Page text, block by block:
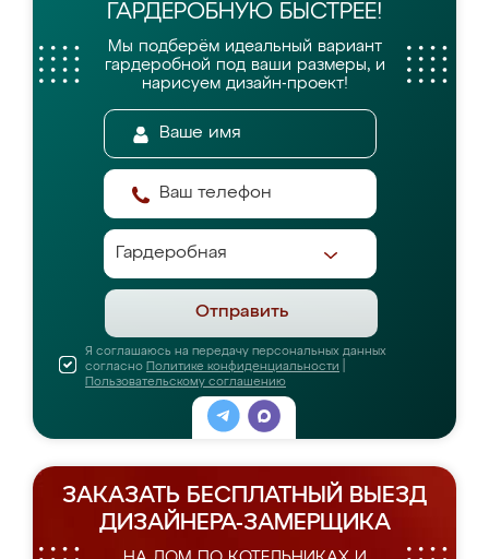
ГАРДЕРОБНУЮ БЫСТРЕЕ!
Мы подберём идеальный вариант
гардеробной под ваши размеры, и
нарисуем дизайн-проект!
Отправить
Я соглашаюсь на передачу персональных данных
согласно Политике конфиденциальности
Пользовательскому соглашению
ЗАКАЗАТЬ БЕСПЛАТНЫЙ ВЫЕЗД
ДИЗАЙНЕРА-ЗАМЕРЩИКА